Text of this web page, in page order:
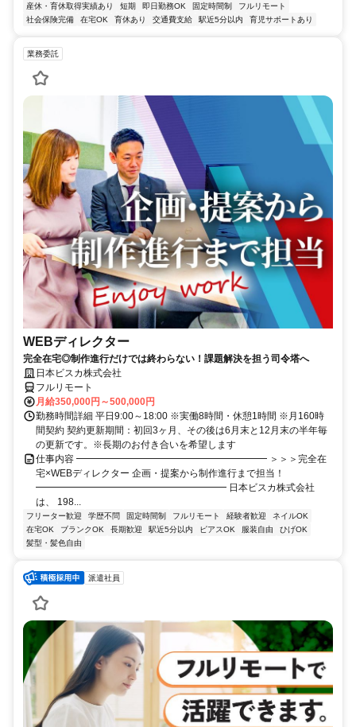
産休・育休取得実績あり 短期 即日勤務OK 固定時間制
フルリモート
社会保険完備
在宅OK 育休あり 交通費支給 駅近5分以内 育児サポートあり
業務委託
WEBディレクター
完全在宅◎制作進行だけでは終わらない！課題解決を担う司令塔へ
日本ビスカ株式会社
フルリモート
月給350,000円～500,000円
勤務時間詳細 平日9:00～18:00 ※実働8時間・休憩1時間 ※月160時
間契約 契約更新期間：初回3ヶ月、その後は6月末と12月末の半年毎
の更新です。※長期のお付き合いを希望します
仕事内容 ━━━━━━━━━━━━━━━━━━━━ ＞＞＞完全在
宅×WEBディレクター 企画・提案から制作進行まで担当！
━━━━━━━━━━━━━━━━━━━━ 日本ビスカ株式会社
は、 198...
フリーター歓迎 学歴不問 固定時間制 フルリモート 経験者歓迎
ネイルOK
在宅OK
ブランクOK 長期歓迎 駅近5分以内 ピアスOK 服装自由
ひげOK
髪型・髪色自由
派遣社員